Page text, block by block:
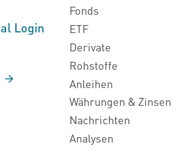
Login
Fonds
ETF
Derivate
Rohstoffe
Anleihen
Währungen & Zinsen
Nachrichten
Analysen